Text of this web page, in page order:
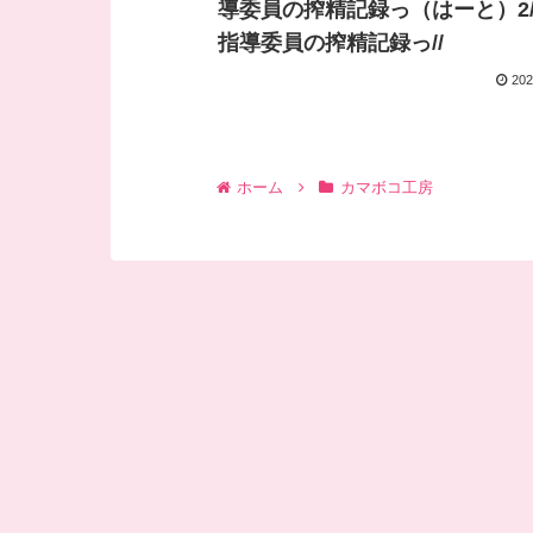
導委員の搾精記録っ（はーと）
指導委員の搾精記録っ//
ホーム カマボコ工房